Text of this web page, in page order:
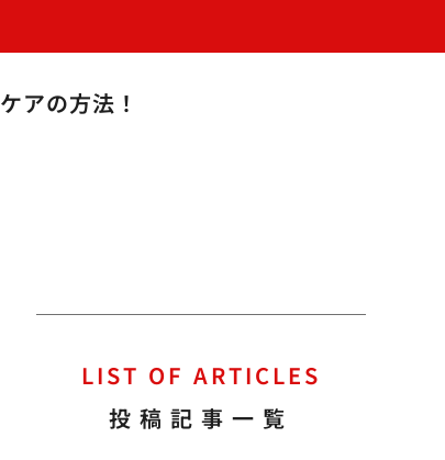
アの方法！
LIST OF ARTICLES
投稿記事一覧